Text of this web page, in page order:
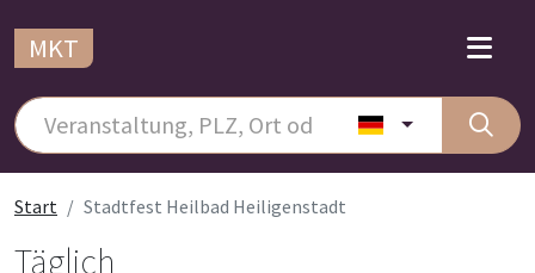
MKT
Start Stadtfest Heilbad Heiligenstadt
Täglich